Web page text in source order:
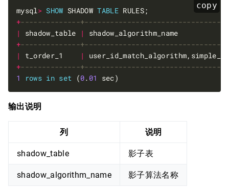
copy
mysql> SHOW SHADOW TABLE
+
|
shadow_table |
+
|
t_order_1 |
+
1
rows in set (0. 01
输出说明
列 说明
shadow_table 影子表
shadow_algorithm_name 影子算法名称